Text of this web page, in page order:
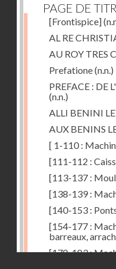
PAGE DE
[Frontispice]
AL RE
AU ROY TRES
Prefatione(n.n.)
PREFACE : DE
(n.n.)
ALLI BENINI
AUX BENINS
[ 1-110 :
[111-112 :
[113-137 :
[138-139 :
[140-153 :
[154-177 :
barreaux,
[178-183 :